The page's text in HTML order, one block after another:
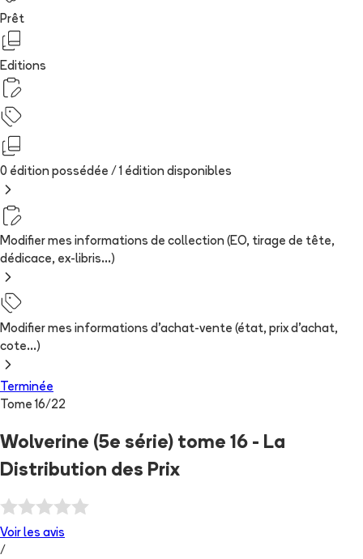
Prêt
Editions
0 édition possédée / 1 édition disponibles
Modifier mes informations de collection (EO, tirage de tête,
dédicace, ex-libris...)
Modifier mes informations d'achat-vente (état, prix d'achat,
cote...)
Terminée
Tome 16/22
Wolverine (5e série) tome 16 - La
Distribution des Prix
Voir les avis
/